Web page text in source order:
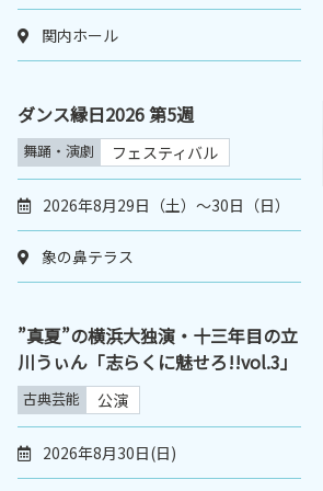
関内ホール
ダンス縁日2026 第5週
舞踊・演劇 フェスティバル
2026年8月29日（土）〜30日（日）
象の鼻テラス
”真夏”の横浜大独演・十三年目の立
川うぃん「志らくに魅せろ!!vol.3」
古典芸能 公演
2026年8月30日(日)